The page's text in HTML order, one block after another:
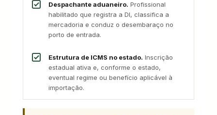
Despachante aduaneiro. Profissional
habilitado que registra a DI, classifica a
mercadoria e conduz o desembaraço no
porto de entrada.
Estrutura de ICMS no estado. Inscrição
estadual ativa e, conforme o estado,
eventual regime ou benefício aplicável à
importação.